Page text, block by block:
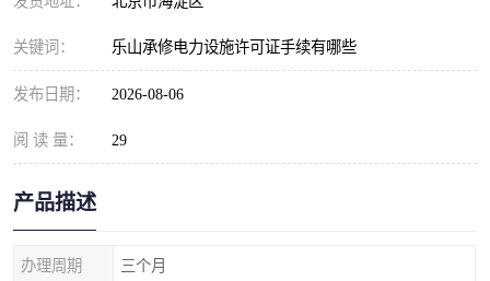
关键词： 乐山承修电力设施许可证手续有哪些
发布日期： 2026-08-06
阅 读 量： 29
产品描述
办理周期 三个月